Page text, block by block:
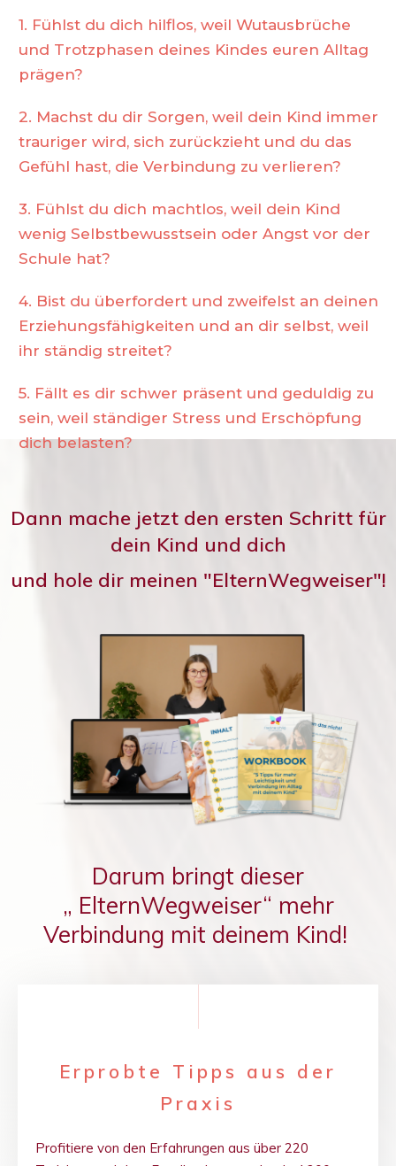
1. Fühlst du dich hilflos, weil Wutausbrüche
und Trotzphasen deines Kindes euren Alltag
prägen?
2. Machst du dir Sorgen, weil dein Kind immer
trauriger wird, sich zurückzieht und du das
Gefühl hast, die Verbindung zu verlieren?
3. Fühlst du dich machtlos, weil dein Kind
wenig Selbstbewusstsein oder Angst vor der
Schule hat?
4. Bist du überfordert und zweifelst an deinen
Erziehungsfähigkeiten und an dir selbst, weil
ihr ständig streitet?
5. Fällt es dir schwer präsent und geduldig zu
sein, weil ständiger Stress und Erschöpfung
dich belasten?
Dann mache jetzt den ersten Schritt für
dein Kind und dich
und hole dir meinen "ElternWegweiser"!
Darum bringt dieser
„ ElternWegweiser“ mehr
Verbindung mit deinem Kind!
Erprobte Tipps aus der
Praxis
Profitiere von den Erfahrungen aus über 220